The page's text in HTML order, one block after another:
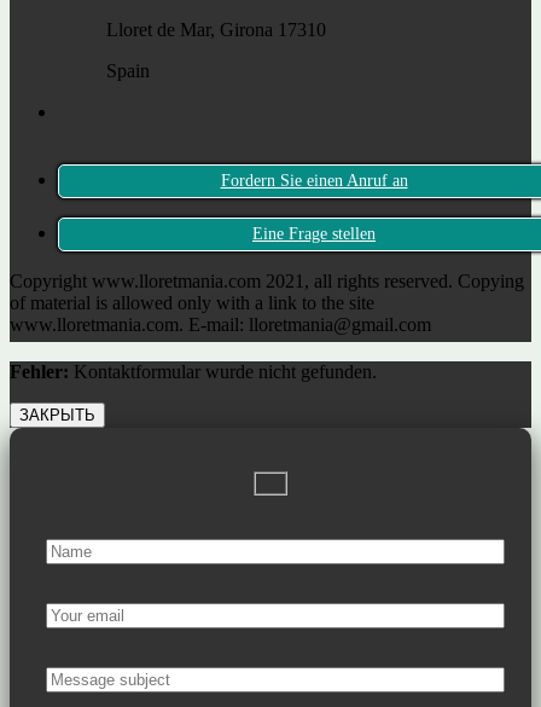
Lloret de Mar, Girona 17310
Spain
Fordern Sie einen Anruf an
Eine Frage stellen
Copyright www.lloretmania.com 2021, all rights reserved. Copying
of material is allowed only with a link to the site
www.lloretmania.com. E-mail: lloretmania@gmail.com
Fehler: Kontaktformular wurde nicht gefunden.
ЗАКРЫТЬ